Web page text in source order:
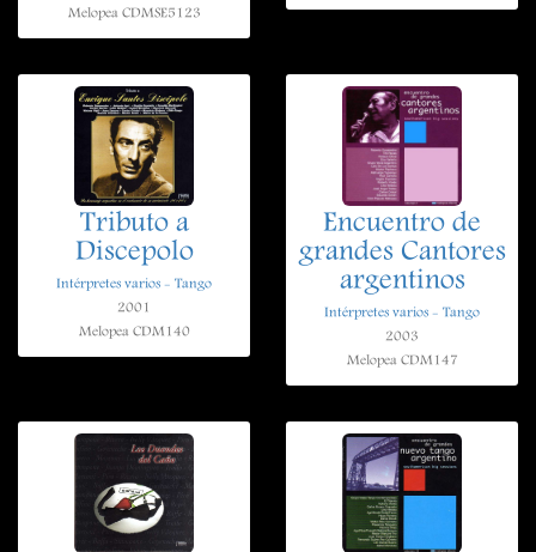
Melopea CDMSE5123
Tributo a
Discepolo
Intérpretes varios - Tango
2001
Melopea CDM140
Encuentro de
grandes Cantores
argentinos
Intérpretes varios - Tango
2003
Melopea CDM147